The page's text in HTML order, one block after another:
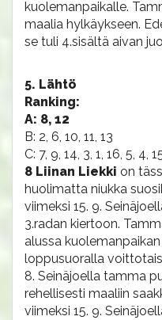
kuolemanpaikalle.
maalia hylkäykseen.
se tuli 4.sisältä aivan
5. Lähtö
Ranking:
A: 8, 12
B: 2, 6, 10, 11, 13
C: 7, 9, 14, 3, 1, 16, 5, 4,
8 Liinan Liekki on
huolimatta niukka
viimeksi 15. 9.
3.radan kiertoon.
alussa
loppusuoralla
8. Seinäjoella tamma
rehellisesti maaliin
viimeksi 15. 9.